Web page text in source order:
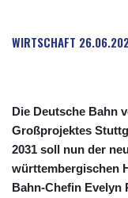
WIRTSCHAFT
Die Deutsche Bahn
Großprojektes
2031 soll nun der
württembergischen
Bahn-Chefin Evelyn